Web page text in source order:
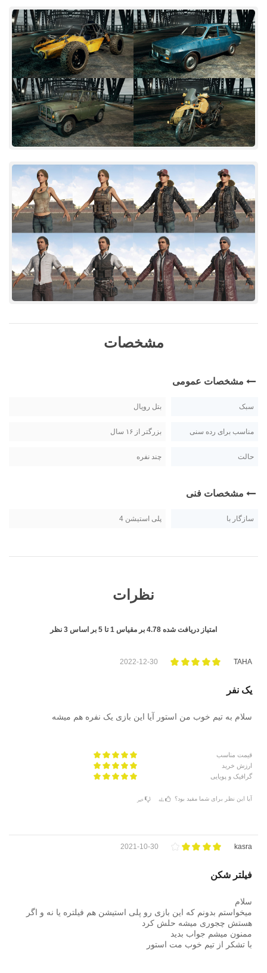
مشخصات
مشخصات عمومی
سبک بتل رویال
مناسب برای رده سنی بزرگتر از ۱۶ سال
حالت چند نفره
مشخصات فنی
سازگار با پلی استیشن 4
نظرات
امتیاز دریافت شده 4.78 بر مقیاس 1تا 5 بر اساس 3 نظر
TAHA
2022-12-30
یک نفر
سلام به تیم خوب من استور آیا این بازی یک نفره هم میشه
قیمت مناسب
ارزش خرید
گرافیک و پویایی
آیا این نظر برای شما مفید بود؟ بله خیر
kasra
2021-10-30
فیلتر شکن
سلام
میخواستم بدونم که این بازی رو پلی استیشن هم فیلتره یا نه و اگر
هستش چجوری میشه حلش کرد
ممنون میشم جواب بدید
با تشکر از تیم خوب مت استور